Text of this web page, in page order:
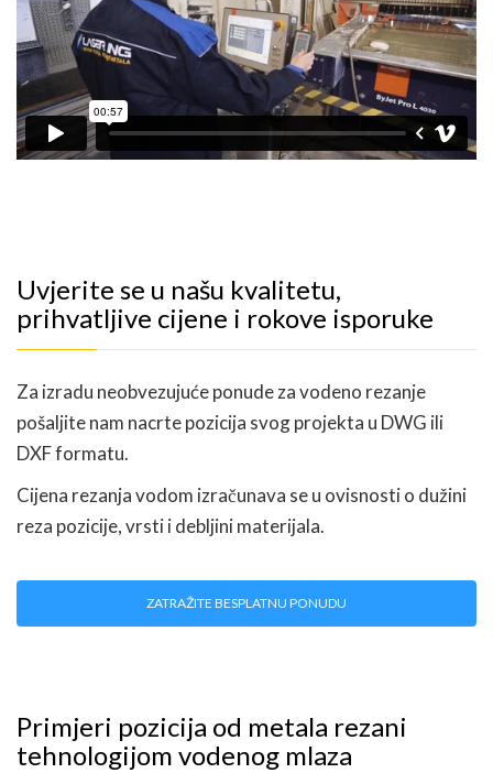
Uvjerite se u našu kvalitetu,
prihvatljive cijene i rokove isporuke
Za izradu neobvezujuće ponude za vodeno rezanje
pošaljite nam nacrte pozicija svog projekta u DWG ili
DXF formatu.
Cijena rezanja vodom izračunava se u ovisnosti o dužini
reza pozicije, vrsti i debljini materijala.
ZATRAŽITE BESPLATNU PONUDU
Primjeri pozicija od metala rezani
tehnologijom vodenog mlaza